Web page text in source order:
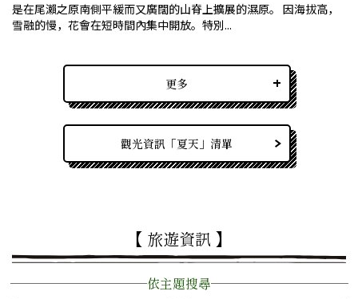
是在尾瀨之原南側平緩而又廣闊的山脊上擴展的濕原。 因海拔高，
雪融的慢，花會在短時間內集中開放。特別...
更多
觀光資訊「夏天」清單
【 旅遊資訊 】
依主題搜尋